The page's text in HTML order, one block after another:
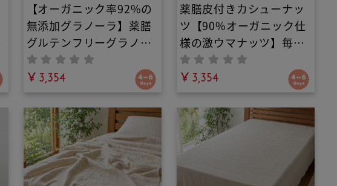
【オーガニック率92%の
無添加グラノーラ】薬膳
グルテンフリーグラノー
ラ｜罪悪感のないプチ朝
食に。お口でほろほろ解
ける贅沢な和漢おやつ。
白砂糖不使用・羅漢果の
優しい甘みで罪悪感ゼ
ロ！
¥ 3,354
薬膳皮付きカシューナッ
ツ【90%オーガニック仕
様の激ウマナッツ】毎日
一粒で心身を調える！白
砂糖不使用・羅漢果と甜
菜糖で甘さ控えめ。無添
加・ヴィーガン対応で美
容と健康を支える有機肥
料栽培の究極の薬膳おや
¥ 3,354